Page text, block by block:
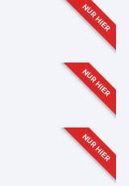
NUR HIER
NUR HIER
NUR HIER